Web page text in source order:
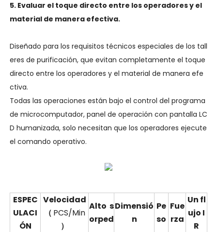
5. Evaluar el toque directo entre los operadores y el
material de manera efectiva.
Diseñado para los requisitos técnicos especiales de los tall
eres de purificación, que evitan completamente el toque
directo entre los operadores y el material de manera efe
ctiva.
Todas las operaciones están bajo el control del programa
de microcomputador, panel de operación con pantalla LC
D humanizada, solo necesitan que los operadores ejecute
el comando operativo.
ESPEC
ULACI
ÓN
Velocidad
（ PCS/Min
）
Alto s
orped
Dimensió
n
Pe
so
Fue
rza
Un fl
ujo I
R